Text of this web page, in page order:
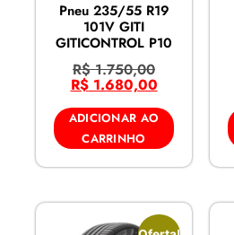
Pneu 235/55 R19
101V GITI
GITICONTROL P10
R$1.750,00
R$1.680,00
ADICIONAR AO
CARRINHO